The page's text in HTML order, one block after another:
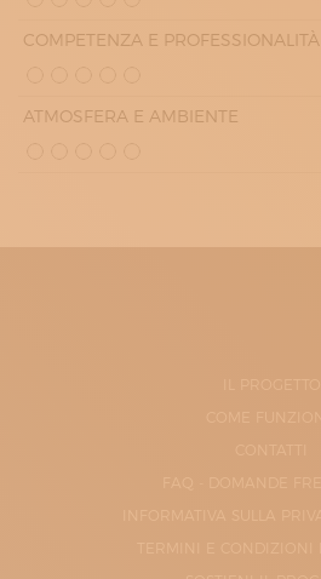
COMPETENZA E PROFESSIONALITÀ
ATMOSFERA E AMBIENTE